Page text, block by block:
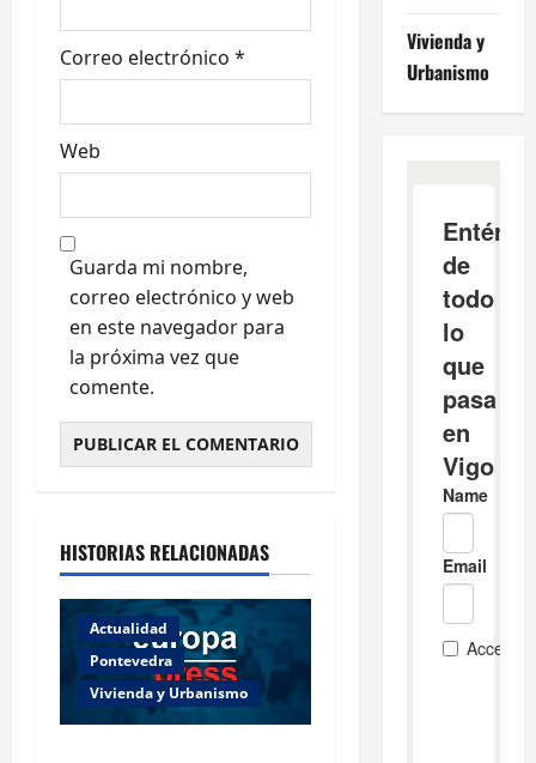
s
Correo electrónico *
Web
Guarda mi nombre,
correo electrónico y web
en este navegador para
la próxima vez que
comente.
HISTORIAS RELACIONADAS
Actualidad
Pontevedra
Vivienda y Urbanismo
Vivienda y
Urbanismo